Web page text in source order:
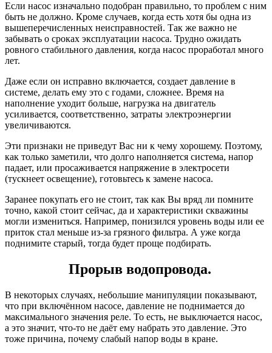
Если насос изначально подобран правильно, то проблем с ним
быть не должно. Кроме случаев, когда есть хотя бы одна из
вышеперечисленных неисправностей. Так же важно не
забывать о сроках эксплуатации насоса. Трудно ожидать
ровного стабильного давления, когда насос проработал много
лет.
Даже если он исправно включается, создает давление в
системе, делать ему это с годами, сложнее. Время на
наполнение уходит больше, нагрузка на двигатель
усиливается, соответственно, затраты электроэнергии
увеличиваются.
Эти признаки не приведут Вас ни к чему хорошему. Поэтому,
как только заметили, что долго наполняется система, напор
падает, или просаживается напряжение в электросети
(тускнеет освещение), готовьтесь к замене насоса.
Заранее покупать его не стоит, так как Вы вряд ли помните
точно, какой стоит сейчас, да и характеристики скважины
могли измениться. Например, понизился уровень воды или ее
приток стал меньше из-за грязного фильтра. А уже когда
поднимите старый, тогда будет проще подбирать.
Прорыв водопровода.
В некоторых случаях, небольшие манипуляции показывают,
что при включённом насосе, давление не поднимается до
максимального значения реле. То есть, не выключается насос,
а это значит, что-то не даёт ему набрать это давление. Это
тоже причина, почему слабый напор воды в кране.